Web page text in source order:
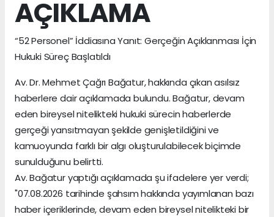
AÇIKLAMA
“52 Personel” İddiasına Yanıt: Gerçeğin Açıklanması İçin
Hukuki Süreç Başlatıldı
Av. Dr. Mehmet Çağrı Bağatur, hakkında çıkan asılsız
haberlere dair açıklamada bulundu. Bağatur, devam
eden bireysel nitelikteki hukuki sürecin haberlerde
gerçeği yansıtmayan şekilde genişletildiğini ve
kamuoyunda farklı bir algı oluşturulabilecek biçimde
sunulduğunu belirtti.
Av. Bağatur yaptığı açıklamada şu ifadelere yer verdi;
"07.08.2026 tarihinde şahsım hakkında yayımlanan bazı
haber içeriklerinde, devam eden bireysel nitelikteki bir